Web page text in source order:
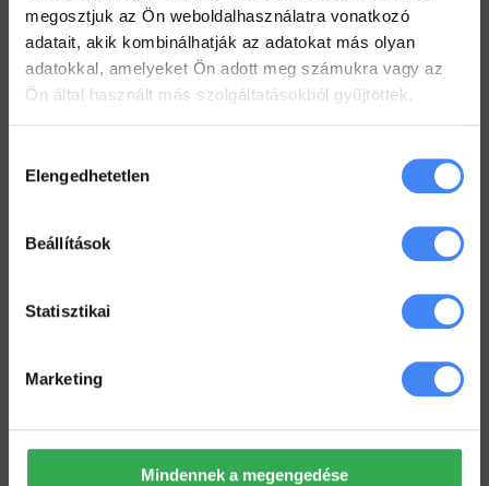
megosztjuk az Ön weboldalhasználatra vonatkozó
adatait, akik kombinálhatják az adatokat más olyan
adatokkal, amelyeket Ön adott meg számukra vagy az
Ön által használt más szolgáltatásokból gyűjtöttek.
kiválasztása
Elengedhetetlen
Beállítások
Statisztikai
Marketing
Mindennek a megengedése
Hogyan tarts minden Gmail mappát szem előtt?
2022. július 18.
Dolgozz zip fájlokkal a Drive-ban
Google Workspace vs. MS365 –
2022. május 18.